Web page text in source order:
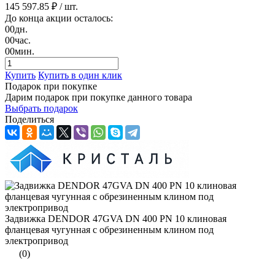
145 597.85 ₽ / шт.
До конца акции осталось:
00дн.
00час.
00мин.
Купить Купить в один клик
Подарок при покупке
Дарим подарок при покупке данного товара
Выбрать подарок
Поделиться
Задвижка DENDOR 47GVA DN 400 PN 10 клиновая
фланцевая чугунная с обрезиненным клином под
электропривод
(0)